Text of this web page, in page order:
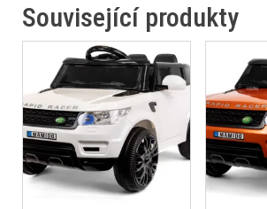
Související produkty